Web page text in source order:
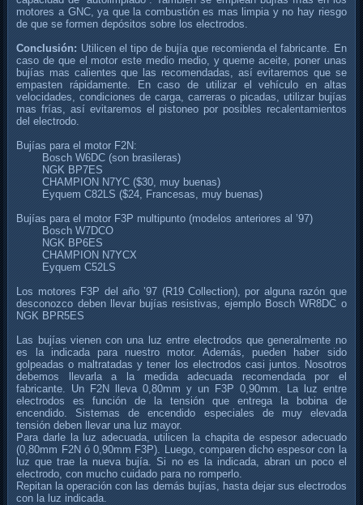
motores a GNC, ya que la combustión es mas limpia y no hay riesgo
de que se formen depósitos sobre los electrodos.
Conclusión: Utilicen el tipo de bujía que recomienda el fabricante. En
caso de que el motor este medio medio, y queme aceite, poner unas
bujías mas calientes que las recomendadas, así evitaremos que se
empasten rápidamente. En caso de utilizar el vehículo en altas
velocidades, condiciones de carga, carreras o picadas, utilizar bujías
mas frías, así evitaremos el pistoneo por posibles recalentamientos
del electrodo.
Bujías para el motor F2N:
Bosch W6DC (son brasileras)
NGK BP7ES
CHAMPION N7YC ($30, muy buenas)
Eyquem C82LS ($24, Francesas, muy buenas)
Bujías para el motor F3P multipunto (modelos anteriores al ’97)
Bosch W7DCO
NGK BP6ES
CHAMPION N7YCX
Eyquem C52LS
Los motores F3P del año ’97 (R19 Collection), por alguna razón que
desconozco deben llevar bujías resistivas, ejemplo Bosch WR8DC o
NGK BPR5ES
Las bujías vienen con una luz entre electrodos que generalmente no
es la indicada para nuestro motor. Además, pueden haber sido
golpeadas o maltratadas y tener los electrodos casi juntos. Nosotros
debemos llevarla a la medida adecuada recomendada por el
fabricante. Un F2N lleva 0,80mm y un F3P 0,90mm. La luz entre
electrodos es función de la tensión que entrega la bobina de
encendido. Sistemas de encendido especiales de muy elevada
tensión deben llevar una luz mayor.
Para darle la luz adecuada, utilicen la chapita de espesor adecuado
(0,80mm F2N ó 0,90mm F3P). Luego, comparen dicho espesor con la
luz que trae la nueva bujía. Si no es la indicada, abran un poco el
electrodo, con mucho cuidado para no romperlo.
Repitan la operación con las demás bujías, hasta dejar sus electrodos
con la luz indicada.